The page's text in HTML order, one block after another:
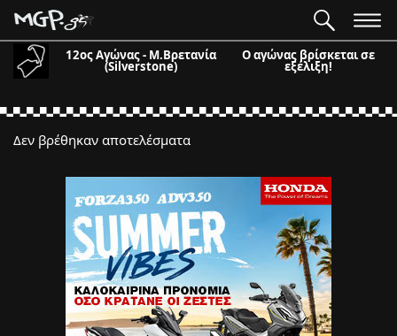
12ος Αγώνας - Μ.Βρετανία
(Silverstone)
Ο αγώνας βρίσκεται σε
εξέλιξη!
Δεν βρέθηκαν αποτελέσματα